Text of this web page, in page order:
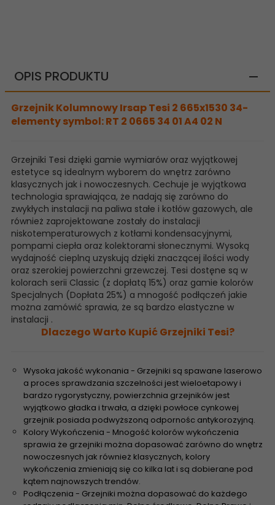
OPIS PRODUKTU
Grzejnik Kolumnowy Irsap Tesi 2 665x1530 34-
elementy symbol: RT 2 0665 34 01 A4 02 N
Grzejniki Tesi dzięki gamie wymiarów oraz wyjątkowej
estetyce są idealnym wyborem do wnętrz zarówno
klasycznych jak i nowoczesnych. Cechuje je wyjątkowa
technologia sprawiająca, że nadają się zarówno do
zwykłych instalacji na paliwa stałe i kotłów gazowych, ale
również zaprojektowane zostały do instalacji
niskotemperaturowych z kotłami kondensacyjnymi,
pompami ciepła oraz kolektorami słonecznymi. Wysoką
wydajność cieplną uzyskują dzięki znaczącej ilości wody
oraz szerokiej powierzchni grzewczej. Tesi dostęne są w
kolorach serii Classic (z dopłatą 15%) oraz gamie kolorów
Specjalnych (Dopłata 25%) a mnogość podłączeń jakie
można zamówić sprawia, że są bardzo elastyczne w
instalacji .
Dlaczego Warto Kupić Grzejniki Tesi?
Wysoka jakość wykonania - Grzejniki są spawane laserowo
a proces sprawdzania szczelności jest wieloetapowy i
bardzo rygorystyczny, powierzchnia grzejników jest
wyjątkowo gładka i trwała, a dzięki powłoce cynkowej
grzejnik posiada podwyższoną odpornośc antykorozyjną.
Kolory Wykończenia - Mnogość kolorów wykończenia
sprawia że grzejniki można dopasować zarówno do wnętrz
nowoczesnych jak również klasycznych, kolory
wykończenia zmieniają się co kilka lat i są dobierane pod
kątem najnowszych trendów.
Podłączenia - Grzejniki można dopasować do każdego